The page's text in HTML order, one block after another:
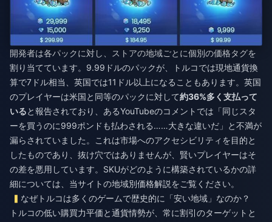
開発者は各パックに対し、ストアの地域ごとに個別の価格タグを
割り当てています。9.99ドルのパックが、トルコでは現地通貨換
算で7ドル相当、英国では11ドル以上になることもあります。英国
のプレイヤーは米国と同等のパックに対して約36%多く支払って
いると報告されており、あるYouTubeのコメントでは「同じスタ
ーを買うのに999ポンドも払わされる……大きな違いだ」と不満が
漏らされていました。これは市場へのアクセシビリティを目的と
したものであり、抜け穴ではありませんが、賢いプレイヤーはそ
の差を悪用しています。SKUがどのように構築されているかの詳
細については、当サイトの地域別価格解説をご覧ください。
なぜトルコは多くのゲームで歴史的に「安い地域」なのか？
トルコの低い購買力平価と通貨情勢が、常に割引のターゲットと